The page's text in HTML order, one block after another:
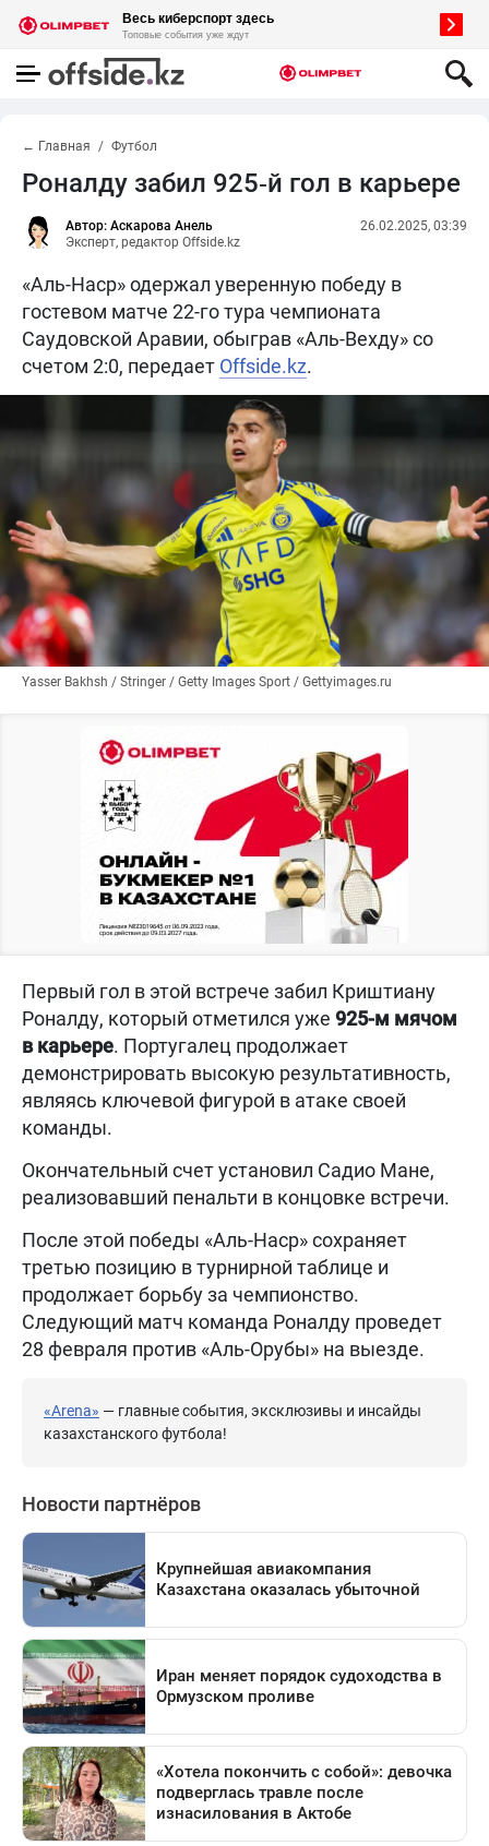
← Главная Футбол
Роналду забил 925‑й гол в карьере
Автор: Аскарова Анель
Эксперт, редактор Offside.kz
26.02.2025, 03:39
«Аль-Наср» одержал уверенную победу в
гостевом матче 22-го тура чемпионата
Саудовской Аравии, обыграв «Аль-Вехду» со
счетом 2:0, передает Offside.kz.
Yasser Bakhsh / Stringer / Getty Images Sport / Gettyimages.ru
Первый гол в этой встрече забил Криштиану
Роналду, который отметился уже 925-м мячом
в карьере. Португалец продолжает
демонстрировать высокую результативность,
являясь ключевой фигурой в атаке своей
команды.
Окончательный счет установил Садио Мане,
реализовавший пенальти в концовке встречи.
После этой победы «Аль-Наср» сохраняет
третью позицию в турнирной таблице и
продолжает борьбу за чемпионство.
Следующий матч команда Роналду проведет
28 февраля против «Аль-Орубы» на выезде.
«Arena» — главные события, эксклюзивы и инсайды
казахстанского футбола!